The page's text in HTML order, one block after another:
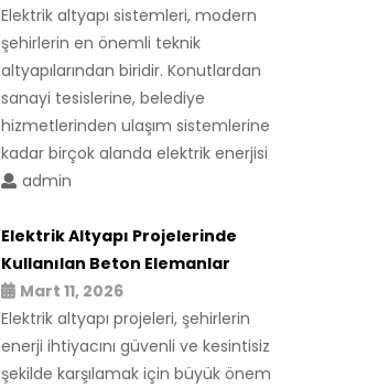
Elektrik altyapı sistemleri, modern
şehirlerin en önemli teknik
altyapılarından biridir. Konutlardan
sanayi tesislerine, belediye
hizmetlerinden ulaşım sistemlerine
kadar birçok alanda elektrik enerjisi
admin
Elektrik Altyapı Projelerinde
Kullanılan Beton Elemanlar
Mart 11, 2026
Elektrik altyapı projeleri, şehirlerin
enerji ihtiyacını güvenli ve kesintisiz
şekilde karşılamak için büyük önem